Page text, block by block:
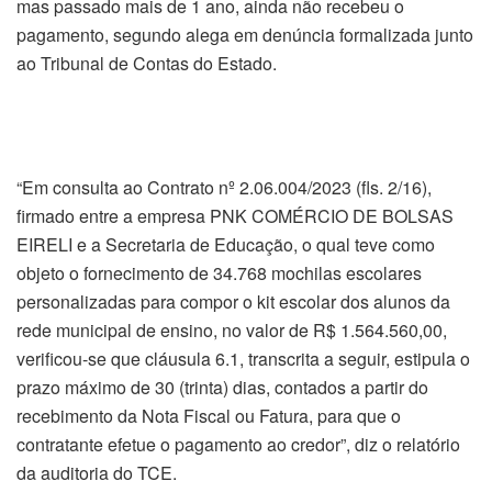
mas passado mais de 1 ano, ainda não recebeu o
pagamento, segundo alega em denúncia formalizada junto
ao Tribunal de Contas do Estado.
“Em consulta ao Contrato nº 2.06.004/2023 (fls. 2/16),
firmado entre a empresa PNK COMÉRCIO DE BOLSAS
EIRELI e a Secretaria de Educação, o qual teve como
objeto o fornecimento de 34.768 mochilas escolares
personalizadas para compor o kit escolar dos alunos da
rede municipal de ensino, no valor de R$ 1.564.560,00,
verificou-se que cláusula 6.1, transcrita a seguir, estipula o
prazo máximo de 30 (trinta) dias, contados a partir do
recebimento da Nota Fiscal ou Fatura, para que o
contratante efetue o pagamento ao credor”, diz o relatório
da auditoria do TCE.